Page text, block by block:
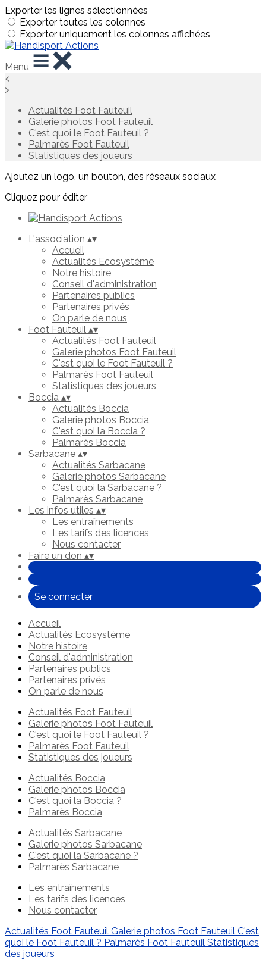
Exporter les lignes sélectionnées
Exporter toutes les colonnes
Exporter uniquement les colonnes affichées
Menu
<
>
Actualités Foot Fauteuil
Galerie photos Foot Fauteuil
C'est quoi le Foot Fauteuil ?
Palmarès Foot Fauteuil
Statistiques des joueurs
Ajoutez un logo, un bouton, des réseaux sociaux
Cliquez pour éditer
L'association ▴▾
Accueil
Actualités Ecosystème
Notre histoire
Conseil d'administration
Partenaires publics
Partenaires privés
On parle de nous
Foot Fauteuil ▴▾
Actualités Foot Fauteuil
Galerie photos Foot Fauteuil
C'est quoi le Foot Fauteuil ?
Palmarès Foot Fauteuil
Statistiques des joueurs
Boccia ▴▾
Actualités Boccia
Galerie photos Boccia
C'est quoi la Boccia ?
Palmarès Boccia
Sarbacane ▴▾
Actualités Sarbacane
Galerie photos Sarbacane
C'est quoi la Sarbacane ?
Palmarès Sarbacane
Les infos utiles ▴▾
Les entraînements
Les tarifs des licences
Nous contacter
Faire un don ▴▾
Se connecter
Accueil
Actualités Ecosystème
Notre histoire
Conseil d'administration
Partenaires publics
Partenaires privés
On parle de nous
Actualités Foot Fauteuil
Galerie photos Foot Fauteuil
C'est quoi le Foot Fauteuil ?
Palmarès Foot Fauteuil
Statistiques des joueurs
Actualités Boccia
Galerie photos Boccia
C'est quoi la Boccia ?
Palmarès Boccia
Actualités Sarbacane
Galerie photos Sarbacane
C'est quoi la Sarbacane ?
Palmarès Sarbacane
Les entraînements
Les tarifs des licences
Nous contacter
Actualités Foot Fauteuil Galerie photos Foot Fauteuil C'est
quoi le Foot Fauteuil ? Palmarès Foot Fauteuil Statistiques
des joueurs